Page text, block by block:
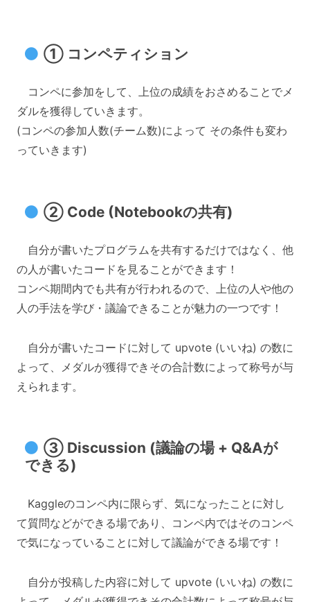
① コンペティション
コンペに参加をして、上位の成績をおさめることでメ
ダルを獲得していきます。
(コンペの参加人数(チーム数)によって その条件も変わ
っていきます)
② Code (Notebookの共有)
自分が書いたプログラムを共有するだけではなく、他
の人が書いたコードを見ることができます！
コンペ期間内でも共有が行われるので、上位の人や他の
人の手法を学び・議論できることが魅力の一つです！
自分が書いたコードに対して upvote (いいね) の数に
よって、メダルが獲得できその合計数によって称号が与
えられます。
③ Discussion (議論の場 + Q&Aが
できる)
Kaggleのコンペ内に限らず、気になったことに対し
て質問などができる場であり、コンペ内ではそのコンペ
で気になっていることに対して議論ができる場です！
自分が投稿した内容に対して upvote (いいね) の数に